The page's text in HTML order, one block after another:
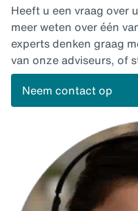
Heeft u een vraag over
meer weten over één
experts denken graag
van onze adviseurs, of
Neem contact op